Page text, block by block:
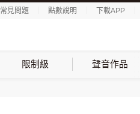
常見問題 點數說明 下載APP
限制級 聲音作品